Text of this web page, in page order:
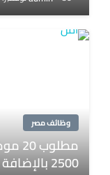
وظائف مصر
2500 بالإضافة للمميزات – الغربية